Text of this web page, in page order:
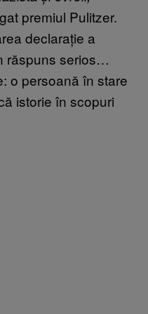
premiul Pulitzer.
declarație a
răspuns serios…
o persoană în stare
istorie în scopuri